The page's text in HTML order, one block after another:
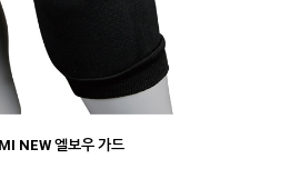
NEW 엘보우 가드